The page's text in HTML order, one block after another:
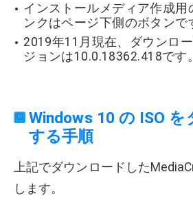
インストールメディア作成用
ンクはページ下側のボタンで
2019年11月現在、ダウンロ
ジョンは10.0.18362.418です。
Windows 10 の ISO を
する手順
上記でダウンロードした
します。